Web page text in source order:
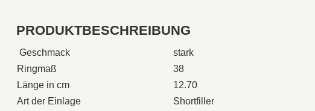
PRODUKTBESCHREIBUNG
Geschmack
stark
Ringmaß
38
Länge in cm
12.70
Art der Einlage
Shortfiller